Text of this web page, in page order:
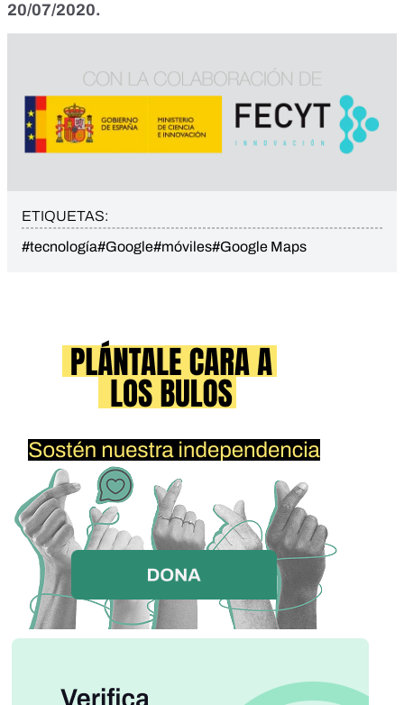
20/07/2020.
ETIQUETAS:
#tecnología#Google#móviles#Google Maps